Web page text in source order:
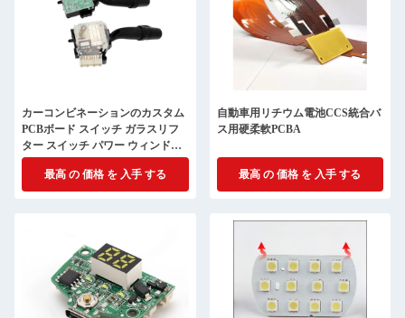
カーコンビネーションのカスタム
PCBボード スイッチ ガラスリフ
ター スイッチ パワー ウィンドウ
キー 左 フロント メインドライブ
ボタン組
最高 の 価格 を 入手 する
自動車用リチウム電池CCS統合バ
ス用硬柔軟PCBA
最高 の 価格 を 入手 する